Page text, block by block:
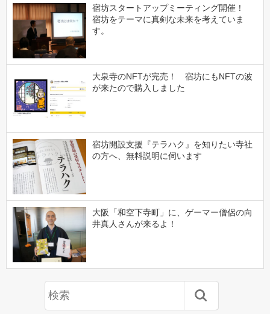
宿坊スタートアップミーティング開催！
宿坊をテーマに真剣な未来を考えていま
す。
大泉寺のNFTが完売！ 宿坊にもNFTの波
が来たので購入しました
宿坊開設支援『テラハク』を知りたい寺社
の方へ、無料説明に伺います
大阪「和空下寺町」に、ゲーマー僧侶の向
井真人さんが来るよ！